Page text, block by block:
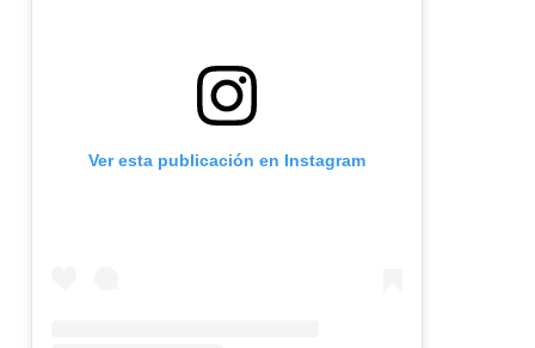
Ver esta publicación en Instagram